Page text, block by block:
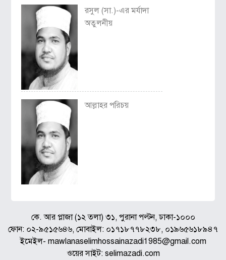
রসুল (সা.)-এর মর্যাদা
অতুলনীয়
আল্লাহর পরিচয়
কে. আর প্লাজা (১২ তলা) ৩১, পুরানা পল্টন, ঢাকা-১০০০
ফোন: ০২-৯৫১৫৬৪৬, মোবাইল: ০১৭১৮৭৭৮২৩৮, ০১৯৬৫৬১৮৯৪৭
ইমেইল- mawlanaselimhossainazadi1985@gmail.com
ওয়ের সাইট: selimazadi.com